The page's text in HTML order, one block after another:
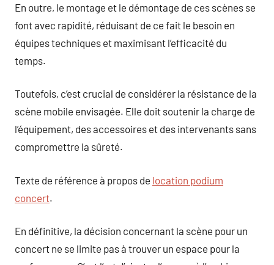
En outre, le montage et le démontage de ces scènes se
font avec rapidité, réduisant de ce fait le besoin en
équipes techniques et maximisant l’efficacité du
temps.
Toutefois, c’est crucial de considérer la résistance de la
scène mobile envisagée. Elle doit soutenir la charge de
l’équipement, des accessoires et des intervenants sans
compromettre la sûreté.
Texte de référence à propos de location podium
concert.
En définitive, la décision concernant la scène pour un
concert ne se limite pas à trouver un espace pour la